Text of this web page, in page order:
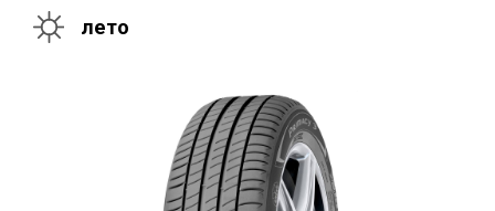
лето